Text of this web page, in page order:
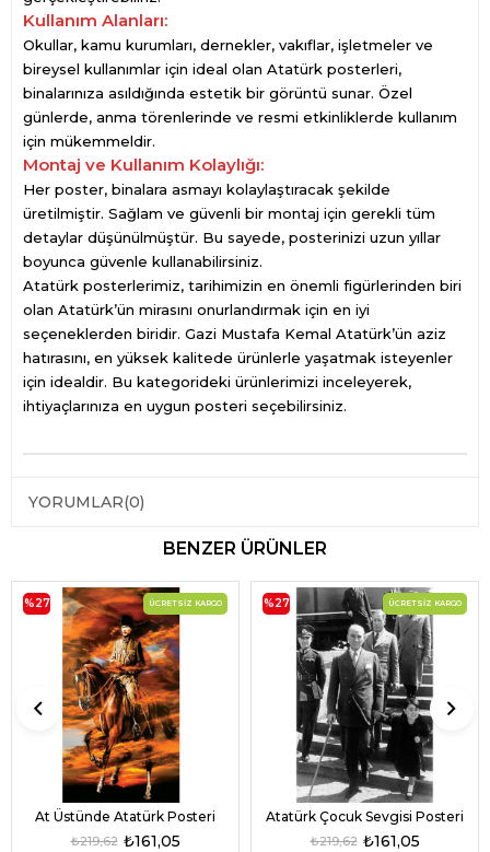
Kullanım Alanları:
Okullar, kamu kurumları, dernekler, vakıflar, işletmeler ve
bireysel kullanımlar için ideal olan Atatürk posterleri,
binalarınıza asıldığında estetik bir görüntü sunar. Özel
günlerde, anma törenlerinde ve resmi etkinliklerde kullanım
için mükemmeldir.
Montaj ve Kullanım Kolaylığı:
Her poster, binalara asmayı kolaylaştıracak şekilde
üretilmiştir. Sağlam ve güvenli bir montaj için gerekli tüm
detaylar düşünülmüştür. Bu sayede, posterinizi uzun yıllar
boyunca güvenle kullanabilirsiniz.
Atatürk posterlerimiz, tarihimizin en önemli figürlerinden biri
olan Atatürk’ün mirasını onurlandırmak için en iyi
seçeneklerden biridir. Gazi Mustafa Kemal Atatürk’ün aziz
hatırasını, en yüksek kalitede ürünlerle yaşatmak isteyenler
için idealdir. Bu kategorideki ürünlerimizi inceleyerek,
ihtiyaçlarınıza en uygun posteri seçebilirsiniz.
YORUMLAR(0)
BENZER ÜRÜNLER
At Üstünde Atatürk Posteri
₺161,05
₺219,62
%27 ÜCRETSIZ KARGO
Atatürk Çocuk Sevgisi Posteri
₺161,05
₺219,62
%27 ÜCRETSIZ KARGO